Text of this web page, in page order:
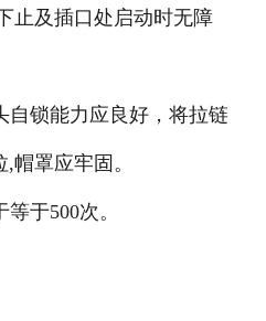
止及插口处启动时无障
自锁能力应良好，将拉链
帽罩应牢固。
于500次。